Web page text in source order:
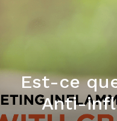
Est-ce
Anti-